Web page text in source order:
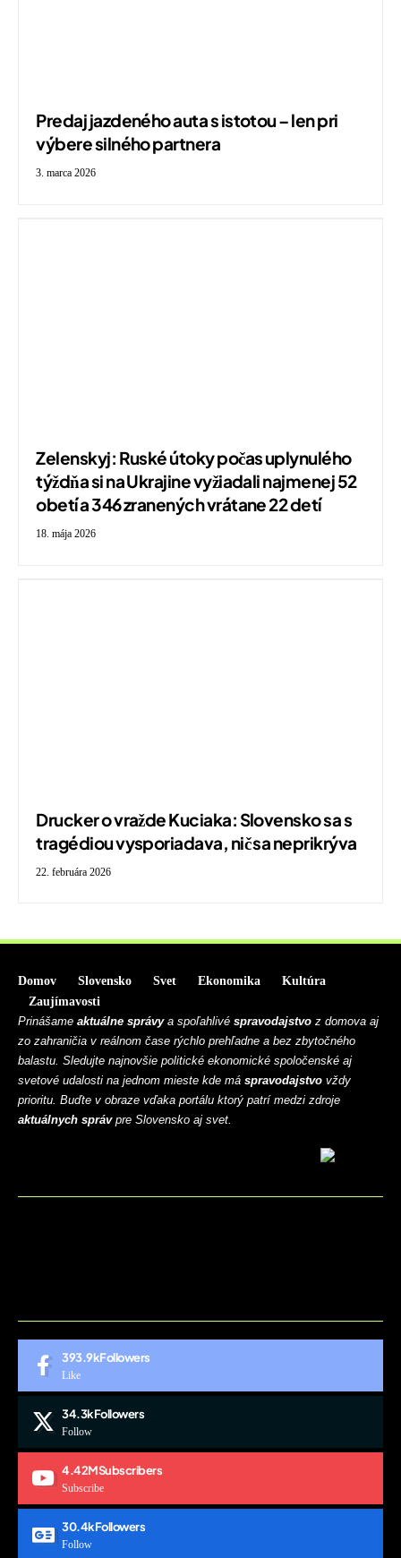
Predaj jazdeného auta s istotou – len pri
výbere silného partnera
3. marca 2026
Zelenskyj: Ruské útoky počas uplynulého
týždňa si na Ukrajine vyžiadali najmenej 52
obetí a 346 zranených vrátane 22 detí
18. mája 2026
Drucker o vražde Kuciaka: Slovensko sa s
tragédiou vysporiadava, nič sa neprikrýva
22. februára 2026
Domov Slovensko Svet Ekonomika
Kultúra
Zaujímavosti
Prinášame aktuálne správya spoľahlivé spravodajstvo z domova aj
zo zahraničia v reálnom čase rýchlo prehľadne a bez zbytočného
balastu. Sledujte najnovšie politické ekonomické spoločenské aj
svetové udalosti na jednom mieste kde má spravodajstvo vždy
prioritu. Buďte v obraze vďaka portálu ktorý patrí medzi zdroje
aktuálnych správpre Slovensko aj svet.
393.9kFollowers
Like
34.3kFollowers
Follow
4.42MSubscribers
Subscribe
30.4kFollowers
Follow